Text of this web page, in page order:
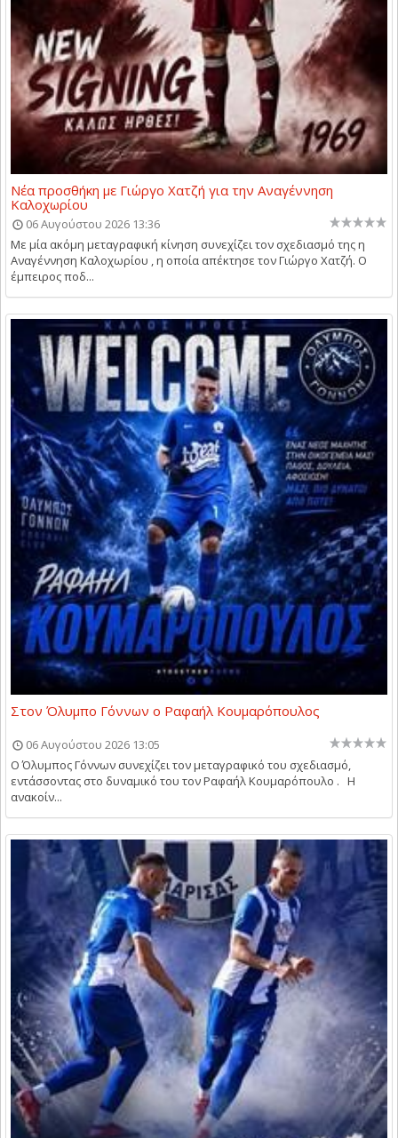
Νέα προσθήκη με Γιώργο Χατζή για την Αναγέννηση
Καλοχωρίου
06 Αυγούστου 2026 13:36
Με μία ακόμη μεταγραφική κίνηση συνεχίζει τον σχεδιασμό της η
Αναγέννηση Καλοχωρίου , η οποία απέκτησε τον Γιώργο Χατζή. Ο
έμπειρος ποδ...
Στον Όλυμπο Γόννων ο Ραφαήλ Κουμαρόπουλος
06 Αυγούστου 2026 13:05
Ο Όλυμπος Γόννων συνεχίζει τον μεταγραφικό του σχεδιασμό,
εντάσσοντας στο δυναμικό του τον Ραφαήλ Κουμαρόπουλο . Η
ανακοίν...